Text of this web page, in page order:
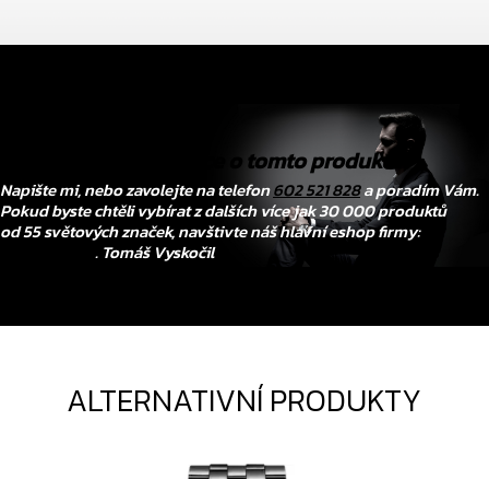
Chtěli byste vědět více o tomto produktu?
Napište mi, nebo zavolejte na telefon602 521 828a poradím Vám.
Pokud byste chtěli vybírat z dalších více jak 30 000 produktů
od 55 světových značek, navštivte náš hlavní eshop firmy:
. Tomáš Vyskočil
ALTERNATIVNÍ PRODUKTY